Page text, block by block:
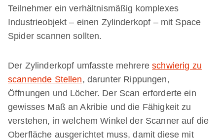
Teilnehmer ein verhältnismäßig komplexes
Industrieobjekt – einen Zylinderkopf – mit Space
Spider scannen sollten.
Der Zylinderkopf umfasste mehrereschwierig zu
scannende Stellen, darunter Rippungen,
Öffnungen und Löcher. Der Scan erforderte ein
gewisses Maß an Akribie und die Fähigkeit zu
verstehen, in welchem Winkel der Scanner auf die
Oberfläche ausgerichtet muss, damit diese mit